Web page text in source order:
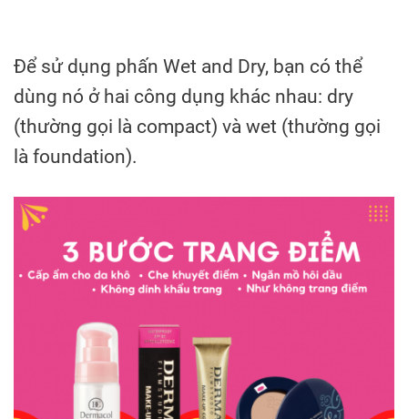
Để sử dụng phấn Wet and Dry, bạn có thể
dùng nó ở hai công dụng khác nhau: dry
(thường gọi là compact) và wet (thường gọi
là foundation).